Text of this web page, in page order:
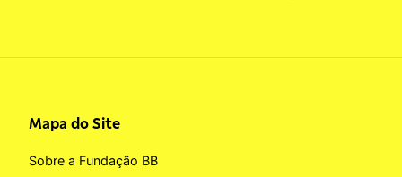
Mapa do Site
Sobre a Fundação BB